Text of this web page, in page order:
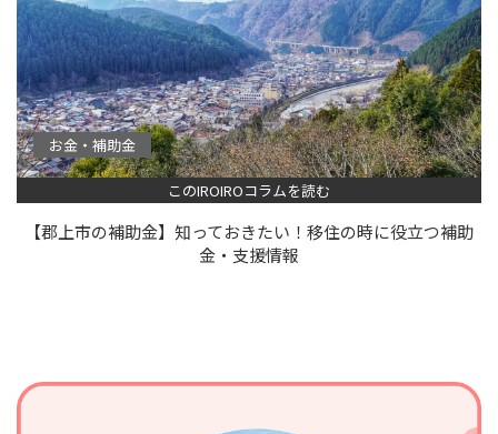
お金・補助金
このIROIROコラムを読む
【郡上市の補助金】知っておきたい！移住の時に役立つ補助
金・支援情報